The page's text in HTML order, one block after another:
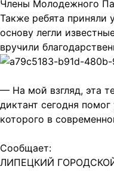
Члены Молодежного
Также ребята приняли
основу легли
вручили
— На мой взгляд, эта
диктант сегодня
которого в
Сообщает:
ЛИПЕЦКИЙ